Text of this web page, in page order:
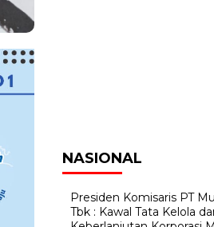
NASIONAL
Presiden Komisaris PT
Tbk : Kawal Tata Kelola